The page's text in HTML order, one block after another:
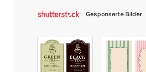
Gesponserte Bilder